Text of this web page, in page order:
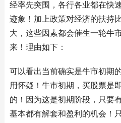
经率先突围，各行各业都在快
迹象！加上政策对经济的扶持
大，这些因素都会催生一轮牛
来！理由如下：
可以看出当前确实是牛市初期
用怀疑！牛市初期，买股票是
的！因为这是初期阶段，只要
基本都有解套和盈利的机会！